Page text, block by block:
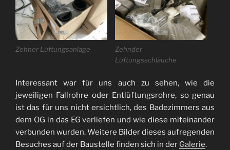
Zehner Lüftungsanlage
Zehnder
Lüftungsschläuche
Interessant war für uns auch zu sehen, wie die
jeweiligen Fallrohre oder Entlüftungsrohre, so genau
ist das für uns nicht ersichtlich, des Badezimmers aus
dem OG in das EG verliefen und wie diese miteinander
verbunden wurden. Weitere Bilder dieses aufregenden
Besuches auf der Baustelle finden sich in der Galerie.